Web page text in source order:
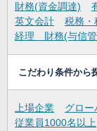
財務(資金調達)
英文会計
税務・
経理 財務(与信管
こだわり条件から
上場企業 グロー
従業員1000名以上